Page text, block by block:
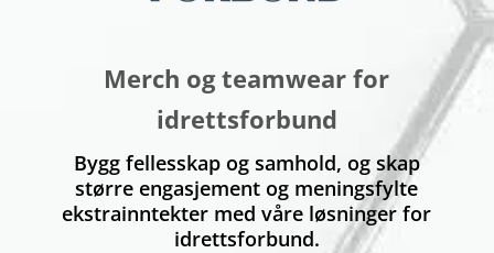
Merch og teamwear for
idrettsforbund
Bygg fellesskap og samhold, og skap
større engasjement og meningsfylte
ekstrainntekter med våre løsninger for
idrettsforbund.